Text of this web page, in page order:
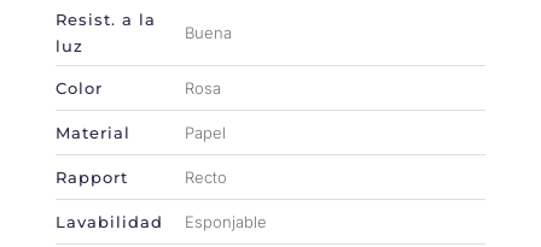
Resist. a la
luz
Buena
Color Rosa
Material Papel
Rapport Recto
Lavabilidad Esponjable